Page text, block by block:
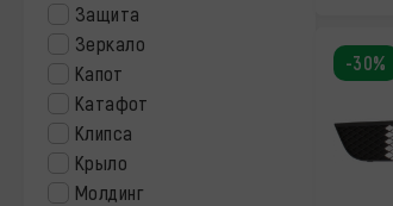
Защита
Зеркало
Капот
Катафот
Клипса
Крыло
Молдинг
-30%